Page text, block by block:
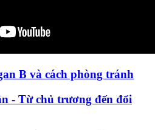
B và cách phòng tránh
- Từ chủ trương đến đổi